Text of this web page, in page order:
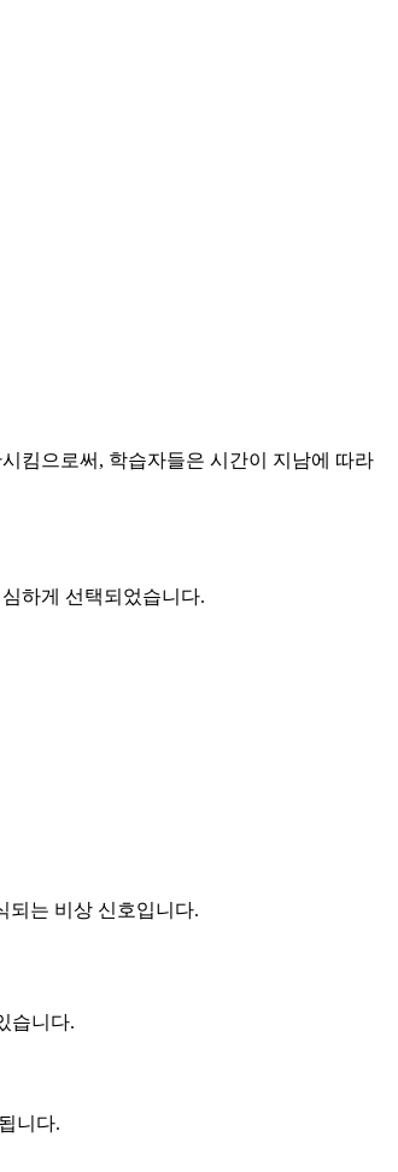
킴으로써, 학습자들은 시간이 지남에 따라
하게 선택되었습니다.
되는 비상 신호입니다.
습니다.
니다.